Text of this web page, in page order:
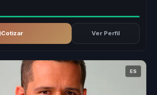
Cotizar Ver Perfil
ES